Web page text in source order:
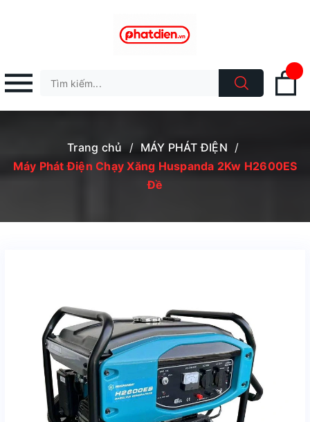
Trang chủ / MÁY PHÁT ĐIỆN /
Máy Phát Điện Chạy Xăng Huspanda 2Kw H2600ES
Đề